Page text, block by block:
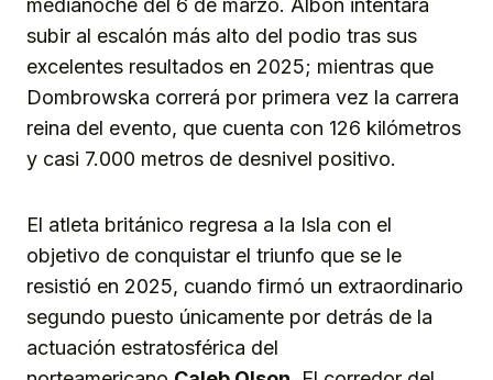
medianoche del 6 de marzo. Albon intentará
subir al escalón más alto del podio tras sus
excelentes resultados en 2025; mientras que
Dombrowska correrá por primera vez la carrera
reina del evento, que cuenta con 126 kilómetros
y casi 7.000 metros de desnivel positivo.
El atleta británico regresa a la Isla con el
objetivo de conquistar el triunfo que se le
resistió en 2025, cuando firmó un extraordinario
segundo puesto únicamente por detrás de la
actuación estratosférica del